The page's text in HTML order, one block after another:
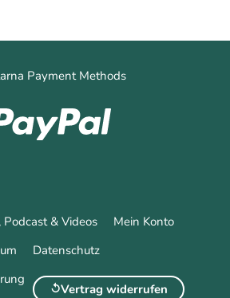
Podcast & Videos
Mein Konto
Datenschutz
Vertrag widerrufen